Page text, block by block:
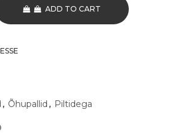
ADD TO CART
, Õhupallid , Piltidega